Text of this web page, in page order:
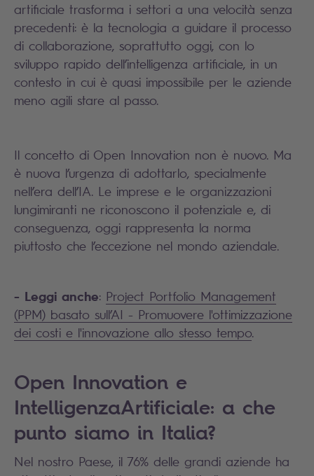
artificiale trasforma i settori a una velocità senza
precedenti: è la tecnologia a guidare il processo
di collaborazione, soprattutto oggi, con lo
sviluppo rapido dell’intelligenza artificiale, in un
contesto in cui è quasi impossibile per le aziende
meno agili stare al passo.
Il concetto di Open Innovation non è nuovo. Ma
è nuova l’urgenza di adottarlo, specialmente
nell’era dell’IA. Le imprese e le organizzazioni
lungimiranti ne riconoscono il potenziale e, di
conseguenza, oggi rappresenta la norma
piuttosto che l’eccezione nel mondo aziendale.
- Leggi anche: Project Portfolio Management
(PPM) basato sull’AI - Promuovere l'ottimizzazione
dei costi e l'innovazione allo stesso tempo.
Open Innovation e
IntelligenzaArtificiale: a che
punto siamo in Italia?
Nel nostro Paese, il 76% delle grandi aziende ha